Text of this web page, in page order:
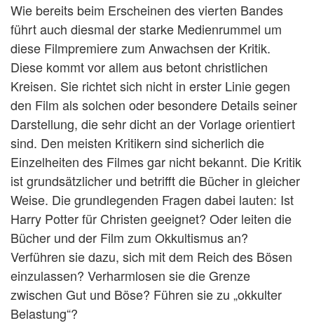
Wie bereits beim Erscheinen des vierten Bandes
führt auch diesmal der starke Medienrummel um
diese Filmpremiere zum Anwachsen der Kritik.
Diese kommt vor allem aus betont christlichen
Kreisen. Sie richtet sich nicht in erster Linie gegen
den Film als solchen oder besondere Details seiner
Darstellung, die sehr dicht an der Vorlage orientiert
sind. Den meisten Kritikern sind sicherlich die
Einzelheiten des Filmes gar nicht bekannt. Die Kritik
ist grundsätzlicher und betrifft die Bücher in gleicher
Weise. Die grundlegenden Fragen dabei lauten: Ist
Harry Potter für Christen geeignet? Oder leiten die
Bücher und der Film zum Okkultismus an?
Verführen sie dazu, sich mit dem Reich des Bösen
einzulassen? Verharmlosen sie die Grenze
zwischen Gut und Böse? Führen sie zu „okkulter
Belastung“?